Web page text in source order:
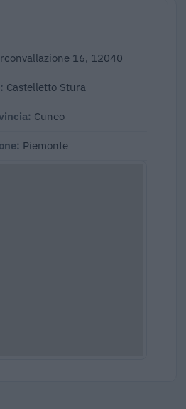
16, 12040
Castelletto Stura
Cuneo
Piemonte